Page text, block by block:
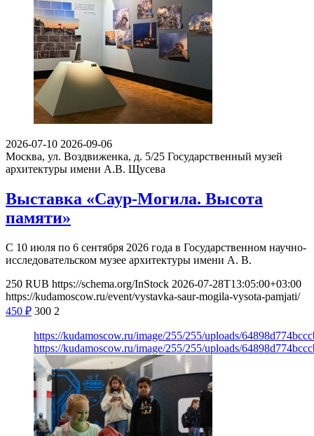
2026-07-10 2026-09-06
Москва, ул. Воздвиженка, д. 5/25 Государственный музей
архитектуры имени А.В. Щусева
Выставка «Саур-Могила. Высота
памяти»
С 10 июля по 6 сентября 2026 года в Государственном научно-
исследовательском музее архитектуры имени А. В.
250 RUB https://schema.org/InStock 2026-07-28T13:05:00+03:00
https://kudamoscow.ru/event/vystavka-saur-mogila-vysota-pamjati/
450 ₽ 300 2
https://kudamoscow.ru/image/255/255/uploads/
https://kudamoscow.ru/image/255/255/uploads/